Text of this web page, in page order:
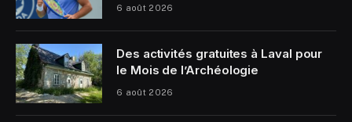
6 août 2026
Des activités gratuites à Laval pour
le Mois de l’Archéologie
6 août 2026